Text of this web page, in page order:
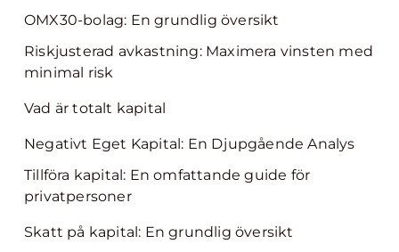
OMX30-bolag: En grundlig översikt
Riskjusterad avkastning: Maximera vinsten med
minimal risk
Vad är totalt kapital
Negativt Eget Kapital: En Djupgående Analys
Tillföra kapital: En omfattande guide för
privatpersoner
Skatt på kapital: En grundlig översikt